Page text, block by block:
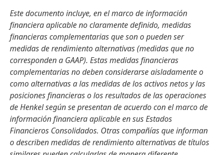
Este documento incluye, en el marco de información
financiera aplicable no claramente definido, medidas
financieras complementarias que son o pueden ser
medidas de rendimiento alternativas(medidas que no
corresponden a GAAP). Estas medidas financieras
complementarias no deben considerarse aisladamente o
como alternativas a las medidas de los activos netos y las
posiciones financieras o los resultados de las operaciones
de Henkel según se presentan de acuerdo con el marco de
información financiera aplicable en sus Estados
Financieros Consolidados. Otras compañías que informan
o describen medidas de rendimiento alternativas de títulos